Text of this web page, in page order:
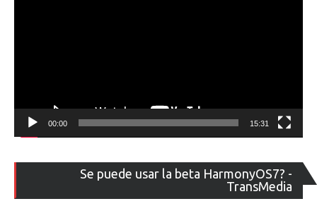
00:00 15:31
Se puede usar la beta HarmonyOS7? -
TransMedia
de